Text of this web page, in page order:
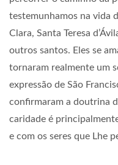
testemunhamos na vida
Clara, Santa Teresa
outros santos. Eles se
tornaram realmente um
expressão de São
confirmaram a doutrina
caridade é
e com os seres que Lhe